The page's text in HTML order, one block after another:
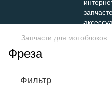
Запчасти для мотоблоков
Фреза
Фильтр